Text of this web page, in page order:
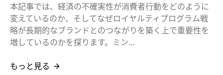
本記事では、経済の不確実性が消費者行動をどのように
変えているのか、そしてなぜロイヤルティプログラム戦
略が長期的なブランドとのつながりを築く上で重要性を
増しているのかを探ります。ミン…
もっと見る